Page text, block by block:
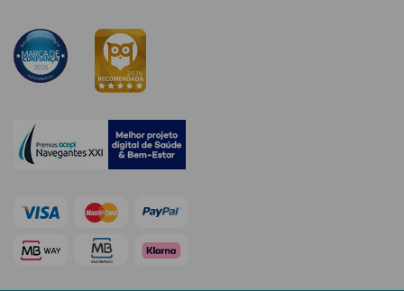
Ver Tudo
Cosmética
Rosto
Hidratantes
Séruns Faciais
Creme de Olhos
Anti-